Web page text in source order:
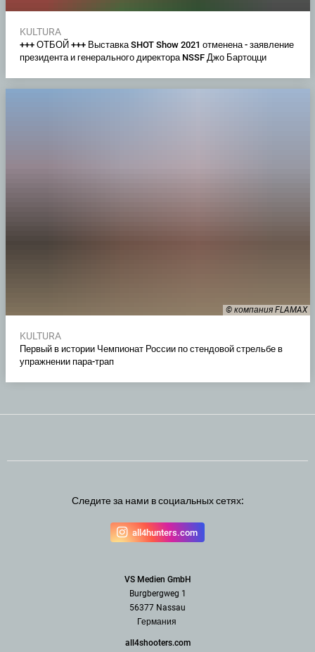
KULTURA
+++ ОТБОЙ +++ Выставка SHOT Show 2021 отменена - заявление
президента и генерального директора NSSF Джо Бартоцци
© компания FLAMAX
KULTURA
Первый в истории Чемпионат России по стендовой стрельбе в
упражнении пара-трап
Следите за нами в социальных сетях:
all4hunters.com
VS Medien GmbH
Burgbergweg 1
56377 Nassau
Германия
all4shooters.com